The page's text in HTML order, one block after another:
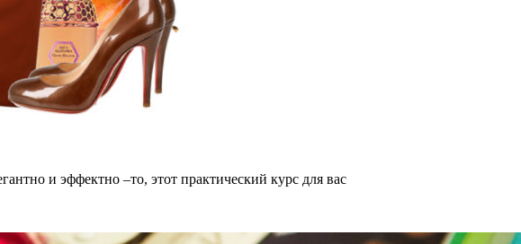
и эффектно –то, этот практический курс для вас